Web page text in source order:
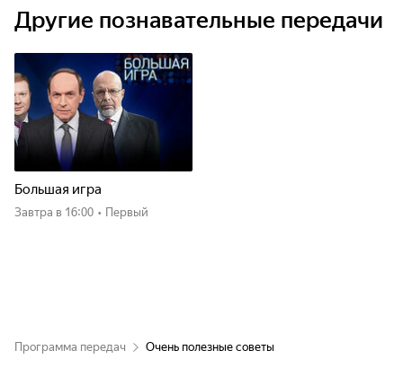
Другие познавательные передачи
Большая игра
Завтра в 16:00 • Первый
Программа передач Очень полезные советы